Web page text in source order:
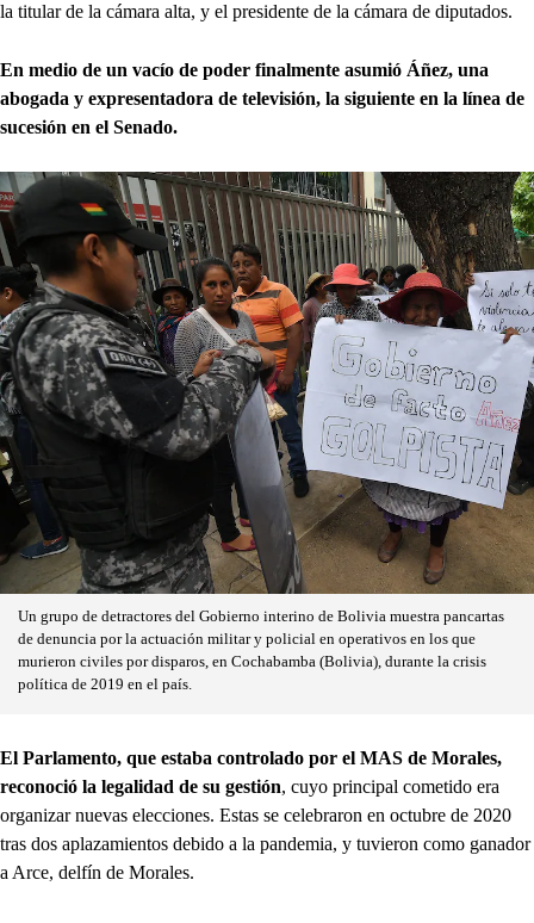
la titular de la cámara alta, y el presidente de la cámara de diputados.
En medio de un vacío de poder finalmente asumió Áñez, una
abogada y expresentadora de televisión, la siguiente en la línea de
sucesión en el Senado.
Un grupo de detractores del Gobierno interino de Bolivia muestra pancartas
de denuncia por la actuación militar y policial en operativos en los que
murieron civiles por disparos, en Cochabamba (Bolivia), durante la crisis
política de 2019 en el país.
El Parlamento, que estaba controlado por el MAS de Morales,
reconoció la legalidad de su gestión, cuyo principal cometido era
organizar nuevas elecciones. Estas se celebraron en octubre de 2020
tras dos aplazamientos debido a la pandemia, y tuvieron como ganador
a Arce, delfín de Morales.